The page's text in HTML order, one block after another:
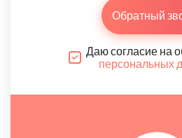
Обратный
Даю согласие на
персональных